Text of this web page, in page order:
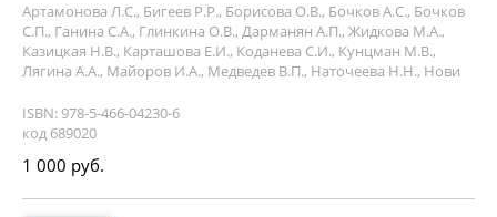
Артамонова Л.С., Бигеев Р.Р., Борисова О.В., Бочков А.С., Бочков
С.П., Ганина С.А., Глинкина О.В., Дарманян А.П., Жидкова М.А.,
Казицкая Н.В., Карташова Е.И., Коданева С.И., Кунцман М.В.,
Лягина А.А., Майоров И.А., Медведев В.П., Наточеева Н.Н., Нови
ISBN: 978-5-466-04230-6
код 689020
1 000 руб.